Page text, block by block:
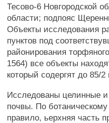
Тесово-6 Новгородской
области; подпояс
Объекты исследования
пунктов под
районирования
1564) все объекты
который содергят до 85/
Исследованы целинные
почвы. По
правило, ьерхняя часть